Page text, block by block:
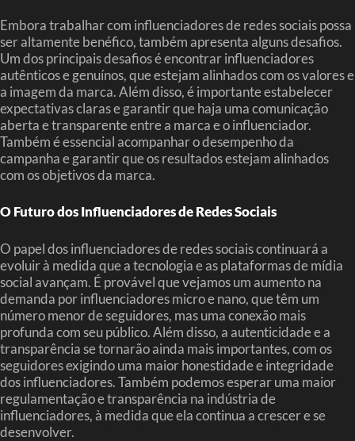
Embora trabalhar com influenciadores de redes sociais possa
ser altamente benéfico, também apresenta alguns desafios.
Um dos principais desafios é encontrar influenciadores
autênticos e genuínos, que estejam alinhados com os valores e
a imagem da marca. Além disso, é importante estabelecer
expectativas claras e garantir que haja uma comunicação
aberta e transparente entre a marca e o influenciador.
Também é essencial acompanhar o desempenho da
campanha e garantir que os resultados estejam alinhados
com os objetivos da marca.
O Futuro dos Influenciadores de Redes Sociais
O papel dos influenciadores de redes sociais continuará a
evoluir à medida que a tecnologia e as plataformas de mídia
social avançam. É provável que vejamos um aumento na
demanda por influenciadores micro e nano, que têm um
número menor de seguidores, mas uma conexão mais
profunda com seu público. Além disso, a autenticidade e a
transparência se tornarão ainda mais importantes, com os
seguidores exigindo uma maior honestidade e integridade
dos influenciadores. Também podemos esperar uma maior
regulamentação e transparência na indústria de
influenciadores, à medida que ela continua a crescer e se
desenvolver.